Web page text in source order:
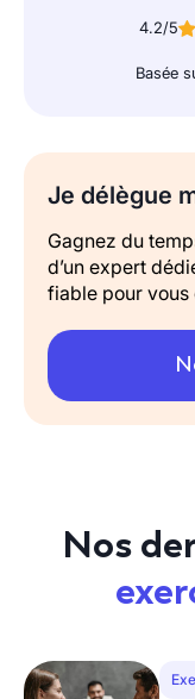
4.2/5
Basée
Je délègue
Gagnez du
d’un expert
fiable pour
Nos